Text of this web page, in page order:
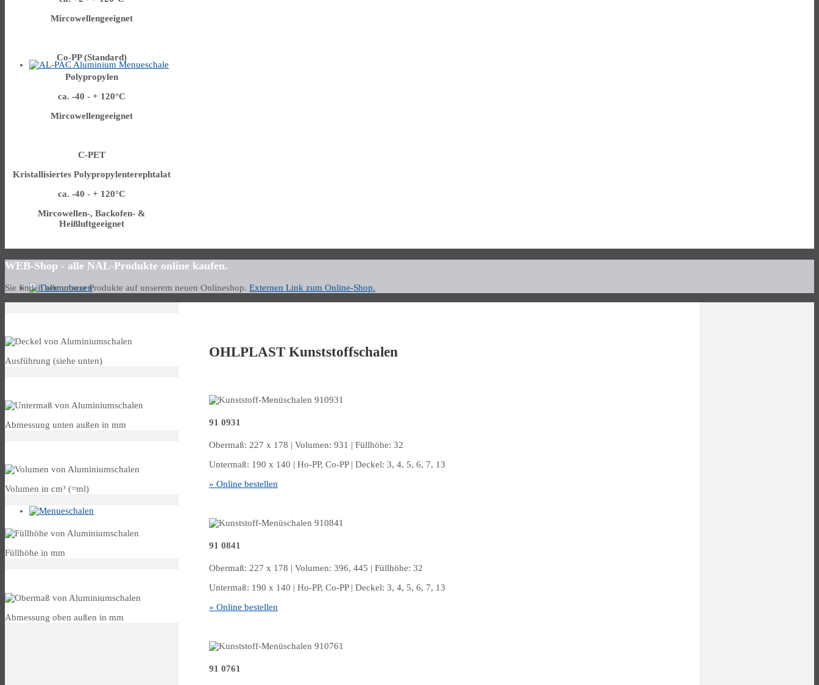
Mircowellengeeignet
Co-PP (Standard)
Polypropylen
ca. -40 - + 120°C
Mircowellengeeignet
C-PET
Kristallisiertes Polypropylenterephtalat
ca. -40 - + 120°C
Mircowellen-, Backofen- &
Heißluftgeeignet
WEB-Shop - alle NAL-Produkte online kaufen.
Sie finden alle unsere Produkte auf unserem neuen Onlineshop. Externen Link zum Online-Shop.
Ausführung (siehe unten)
Abmessung unten außen in mm
Volumen in cm³ (=ml)
Füllhöhe
Füllhöhe in mm
Abmessung oben außen in mm
OHLPLAST Kunststoffschalen
91 0931
Obermaß: 227 x 178 | Volumen: 931 | Füllhöhe: 32
Untermaß: 190 x 140 | Ho-PP, Co-PP | Deckel: 3, 4, 5, 6, 7, 13
» Online bestellen
91 0841
Obermaß: 227 x 178 | Volumen: 396, 445 | Füllhöhe: 32
Untermaß: 190 x 140 | Ho-PP, Co-PP | Deckel: 3, 4, 5, 6, 7, 13
» Online bestellen
91 0761